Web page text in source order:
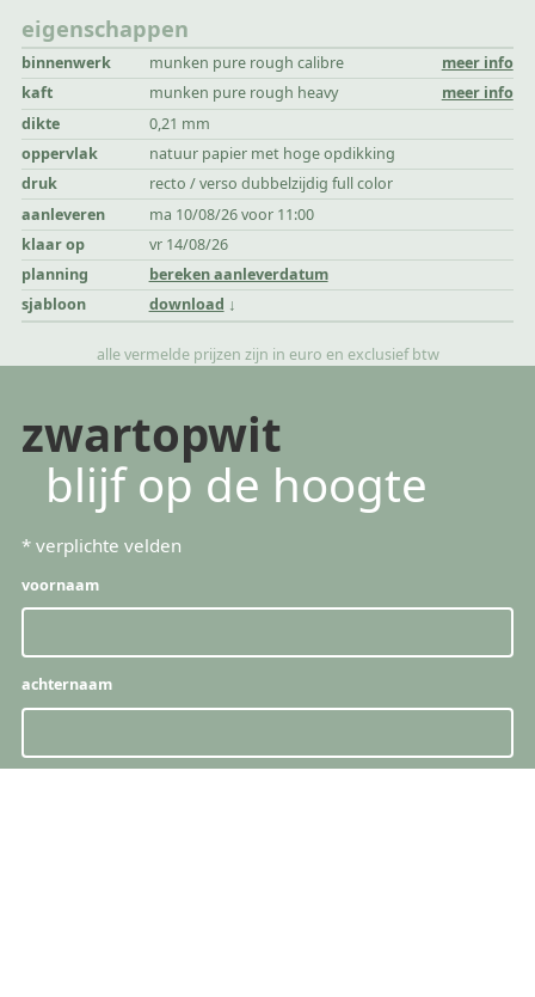
eigenschappen
binnenwerk munken pure rough calibre
meer info
kaft
munken pure rough heavy
meer info
dikte
0,21 mm
oppervlak
natuur papier met hoge opdikking
druk
recto / verso dubbelzijdig full color
aanleveren
ma 10/08/26 voor 11:00
klaar op
vr 14/08/26
planning
bereken aanleverdatum
sjabloon
download
alle vermelde prijzen zijn in euro en exclusief btw
zwartopwit
blijf op de hoogte
* verplichte velden
voornaam
achternaam